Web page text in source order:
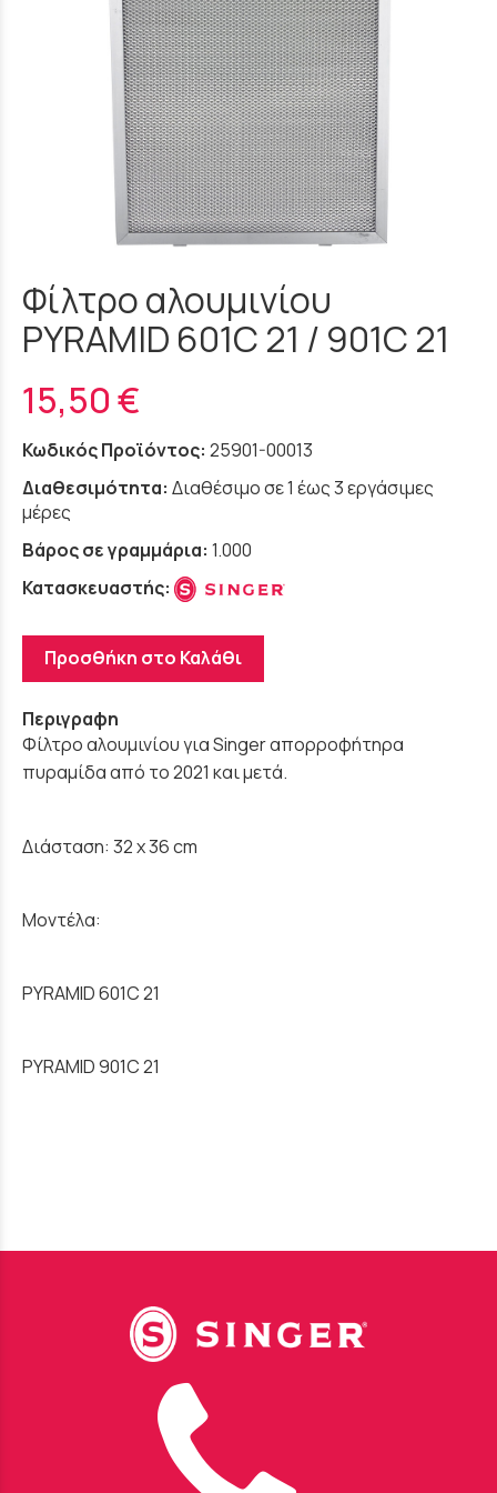
Φίλτρο αλουμινίου
PYRAMID 601C 21 / 901C 21
15,50 €
Κωδικός Προϊόντος: 25901-00013
Διαθεσιμότητα: Διαθέσιμο σε 1 έως 3 εργάσιμες
μέρες
Βάρος σε γραμμάρια: 1.000
Κατασκευαστής:
Προσθήκη στο Καλάθι
Περιγραφη
Φίλτρο αλουμινίου για Singer απορροφήτηρα
πυραμίδα από το 2021 και μετά.
Διάσταση: 32 x 36 cm
Μοντέλα:
PYRAMID 601C 21
PYRAMID 901C 21